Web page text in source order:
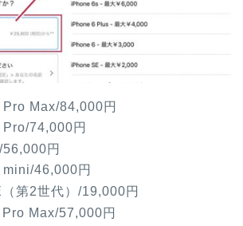
Max/84,000円
74,000円
円
46,000円
第2世代）/19,000円
Max/57,000円